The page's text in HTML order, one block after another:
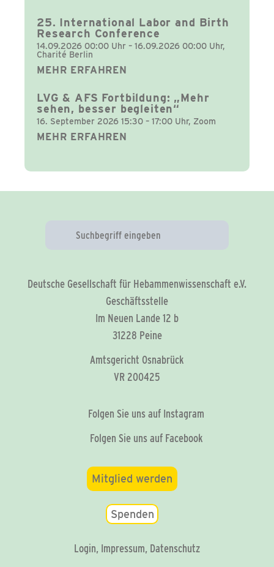
25. International Labor and Birth
Research Conference
14.09.2026 00:00 Uhr – 16.09.2026 00:00 Uhr,
Charité Berlin
MEHR ERFAHREN
LVG & AFS Fortbildung: „Mehr
sehen, besser begleiten“
16. September 2026 15:30 – 17:00 Uhr, Zoom
MEHR ERFAHREN
Deutsche Gesellschaft für Hebammenwissenschaft e.V.
Geschäftsstelle
Im Neuen Lande 12 b
31228 Peine
Amtsgericht Osnabrück
VR 200425
Folgen Sie uns auf Instagram
Folgen Sie uns auf Facebook
Mitglied werden
Spenden
Login, Impressum, Datenschutz